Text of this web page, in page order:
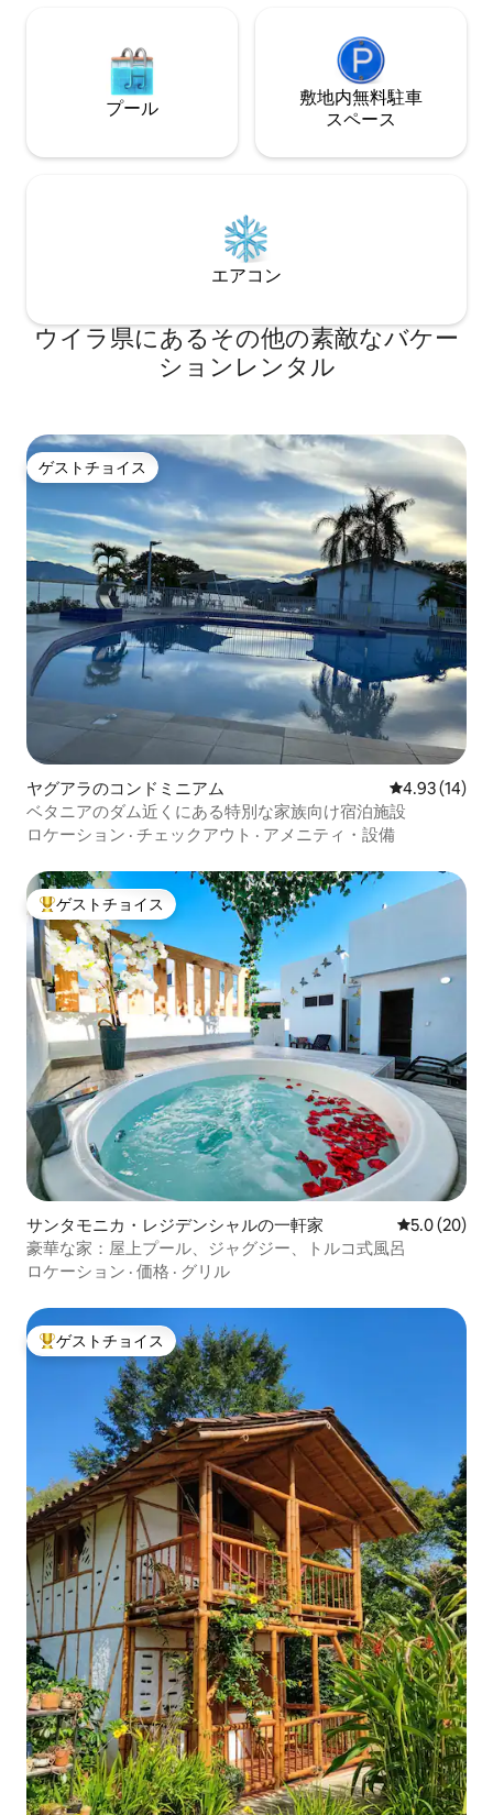
プール
敷地内無料駐⁠車
ス⁠ペ⁠ー⁠ス
エアコン
ウイラ県にあるその他の素敵なバケー
ションレンタル
ゲストチョイス
ゲストチョイス
ヤグアラのコンドミニアム レビュー14
4.93 (14)
ベタニアのダム近くにある特別な家族向け宿泊施設
ロケーション · チェックアウト · アメニティ・設備
大好評のゲストチョイスです。
ゲストチョイス
サンタモニカ・レジデンシャルの一軒家 レビュー20
5.0 (20)
豪華な家：屋上プール、ジャグジー、トルコ式風呂
ロケーション · 価格 · グリル
大好評のゲストチョイスです。
ゲストチョイス